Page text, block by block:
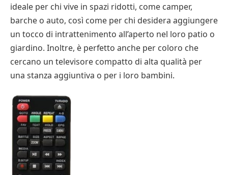
ideale per chi vive in spazi ridotti, come camper,
barche o auto, così come per chi desidera aggiungere
un tocco di intrattenimento all’aperto nel loro patio o
giardino. Inoltre, è perfetto anche per coloro che
cercano un televisore compatto di alta qualità per
una stanza aggiuntiva o per i loro bambini.